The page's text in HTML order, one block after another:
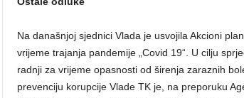
Na današnjoj sjednici Vlada je usvojila Akcioni
vrijeme trajanja pandemije „Covid 19“. U cilju
radnji za vrijeme opasnosti od širenja zaraznih
prevenciju korupcije Vlade TK je, na preporuku